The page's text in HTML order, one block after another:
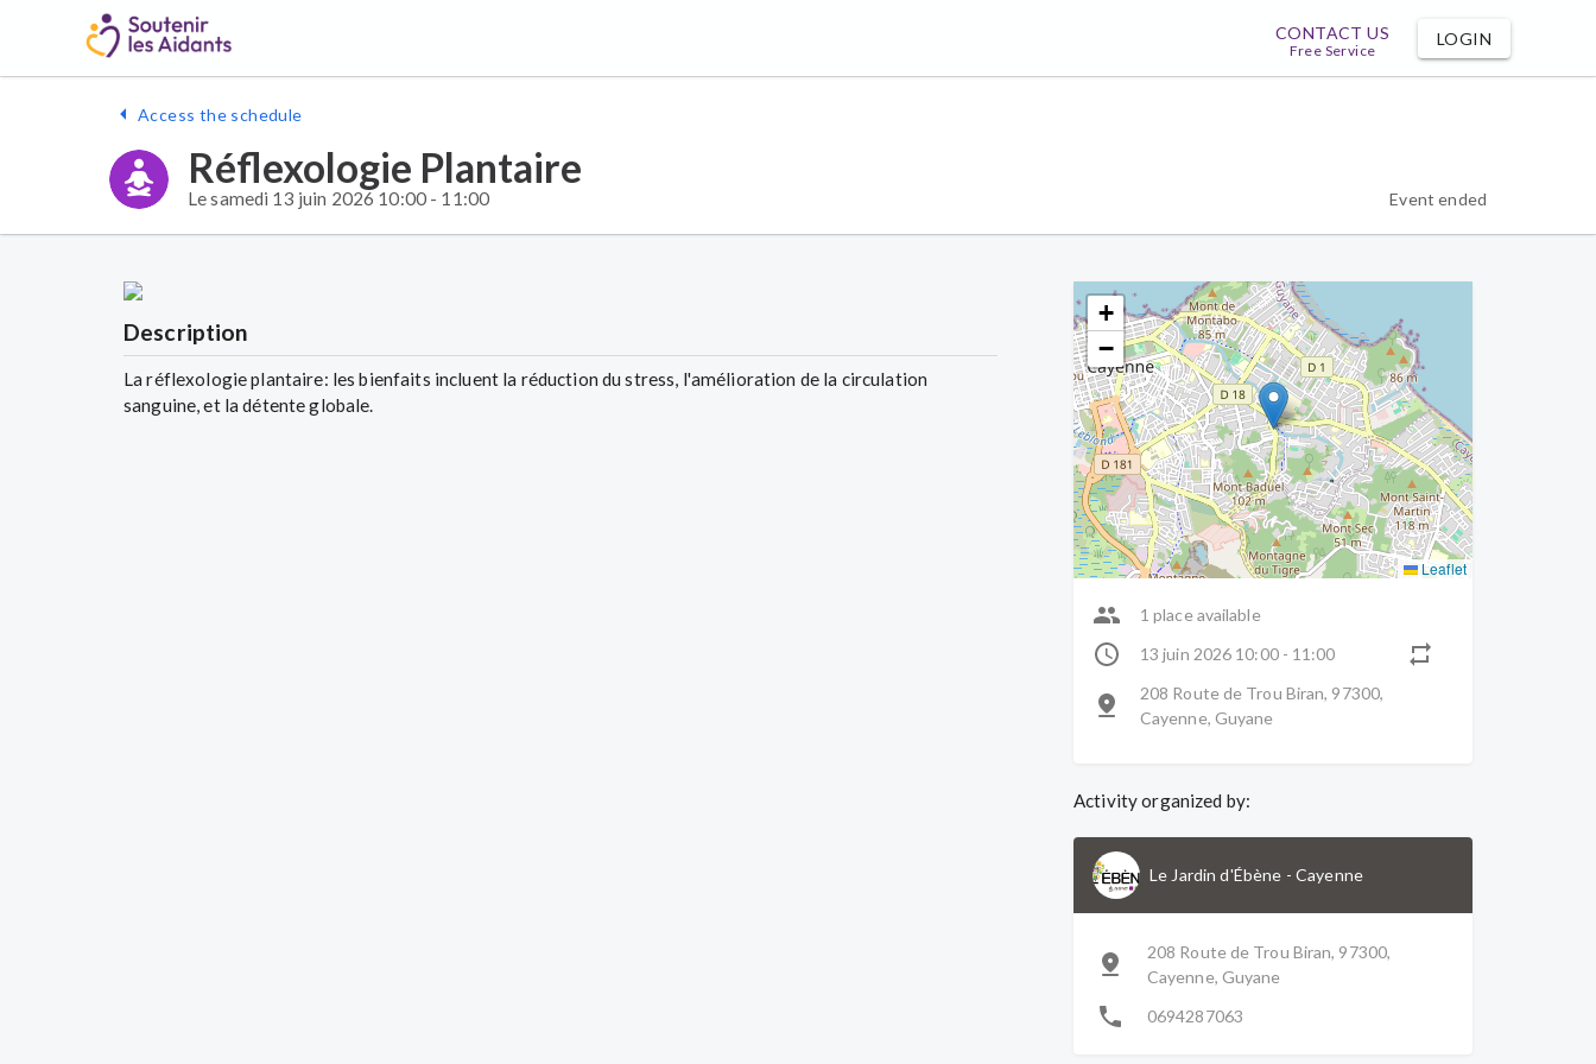
CONTACT US
Free Service
LOGIN
Access the schedule
Réflexologie Plantaire
Le samedi 13 juin 2026 10:00 - 11:00 Event ended
Description
La réflexologie plantaire: les bienfaits incluent la réduction du stress, l'amélioration de la circulation
sanguine, et la détente globale.
+
−
Leaflet
1 place available
13 juin 2026 10:00 - 11:00
208 Route de Trou Biran, 97300,
Cayenne, Guyane
Activity organized by:
Le Jardin d'Ébène -Cayenne
208 Route de Trou Biran, 97300,
Cayenne, Guyane
0694287063